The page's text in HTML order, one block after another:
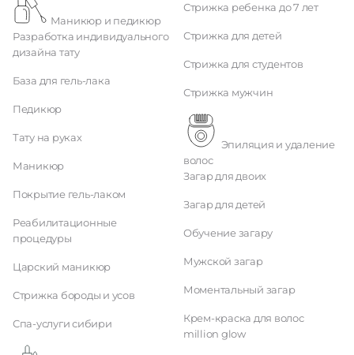
Маникюр и педикюр
Разработка индивидуального
дизайна тату
База для гель-лака
Педикюр
Тату на руках
Маникюр
Покрытие гель-лаком
Реабилитационные
процедуры
Царский маникюр
Стрижка бороды и усов
Спа-услуги сибири
Стрижка ребенка до 7 лет
Стрижка для детей
Стрижка для студентов
Стрижка мужчин
волос
Загар для двоих
Загар для детей
Обучение загару
Мужской загар
Моментальный загар
Крем-краска для волос
million glow